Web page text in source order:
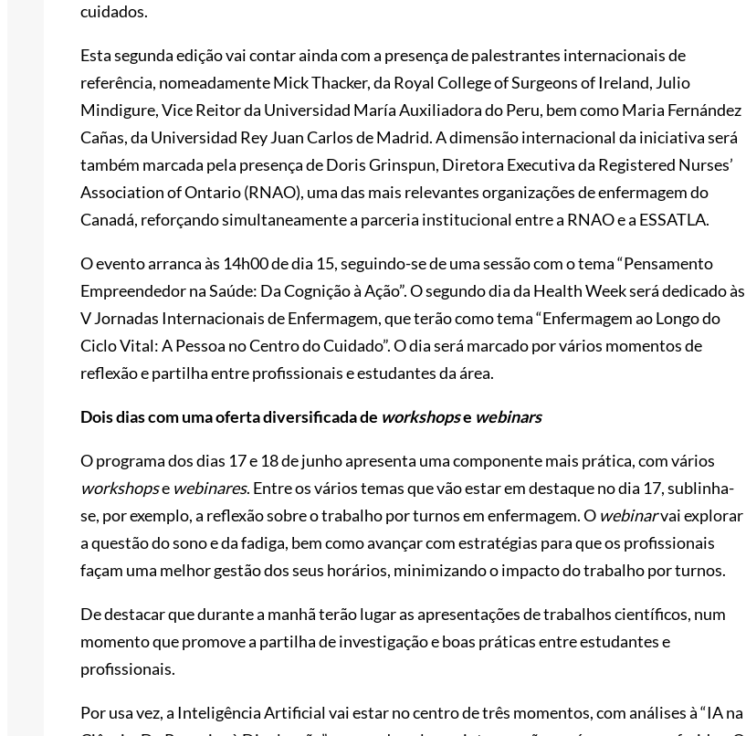
cuidados.
Esta segunda edição vai contar ainda com a presença de palestrantes internacionais de
referência, nomeadamente Mick Thacker, da Royal College of Surgeons of Ireland, Julio
Mindigure, Vice Reitor da Universidad María Auxiliadora do Peru, bem como Maria Fernández
Cañas, da Universidad Rey Juan Carlos de Madrid. A dimensão internacional da iniciativa será
também marcada pela presença de Doris Grinspun, Diretora Executiva da Registered Nurses’
Association of Ontario (RNAO), uma das mais relevantes organizações de enfermagem do
Canadá, reforçando simultaneamente a parceria institucional entre a RNAO e a ESSATLA.
O evento arranca às 14h00 de dia 15, seguindo-se de uma sessão com o tema “Pensamento
Empreendedor na Saúde: Da Cognição à Ação”. O segundo dia da Health Week será dedicado às
V Jornadas Internacionais de Enfermagem, que terão como tema “Enfermagem ao Longo do
Ciclo Vital: A Pessoa no Centro do Cuidado”. O dia será marcado por vários momentos de
reflexão e partilha entre profissionais e estudantes da área.
Dois dias com uma oferta diversificada de workshopse webinars
O programa dos dias 17 e 18 de junho apresenta uma componente mais prática, com vários
workshopse webinares. Entre os vários temas que vão estar em destaque no dia 17, sublinha-
se, por exemplo, a reflexão sobre o trabalho por turnos em enfermagem. O webinarvai explorar
a questão do sono e da fadiga, bem como avançar com estratégias para que os profissionais
façam uma melhor gestão dos seus horários, minimizando o impacto do trabalho por turnos.
De destacar que durante a manhã terão lugar as apresentações de trabalhos científicos, num
momento que promove a partilha de investigação e boas práticas entre estudantes e
profissionais.
Por usa vez, a Inteligência Artificial vai estar no centro de três momentos, com análises à “IA na